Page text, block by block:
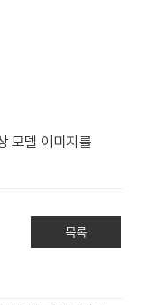
모델 이미지를
목록